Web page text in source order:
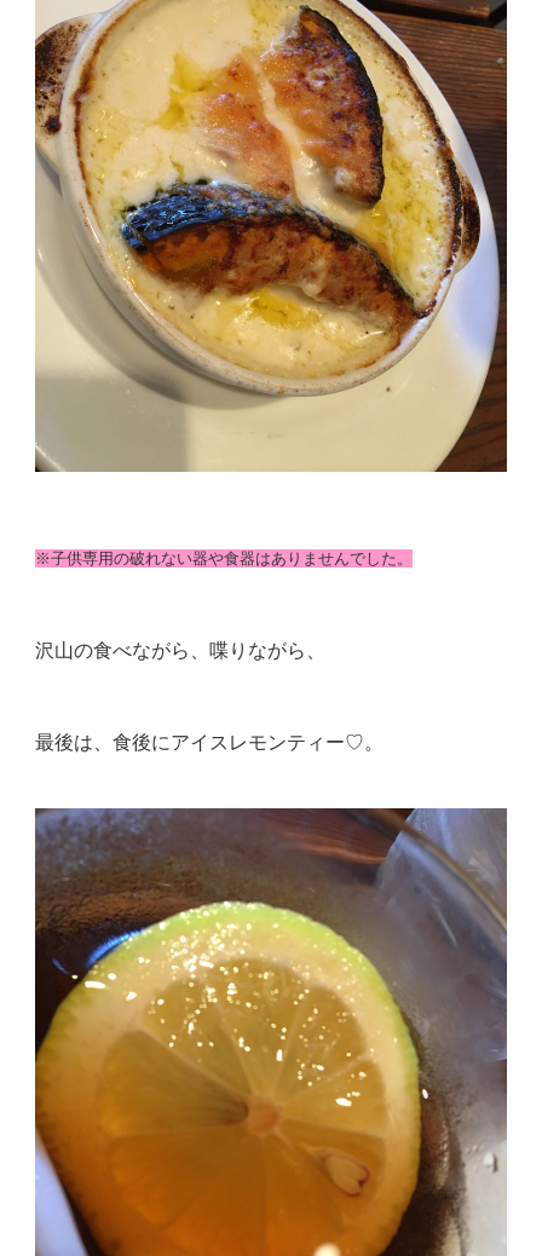
※子供専用の破れない器や食器はありませんでした。
沢山の食べながら、喋りながら、
最後は、食後にアイスレモンティー♡。